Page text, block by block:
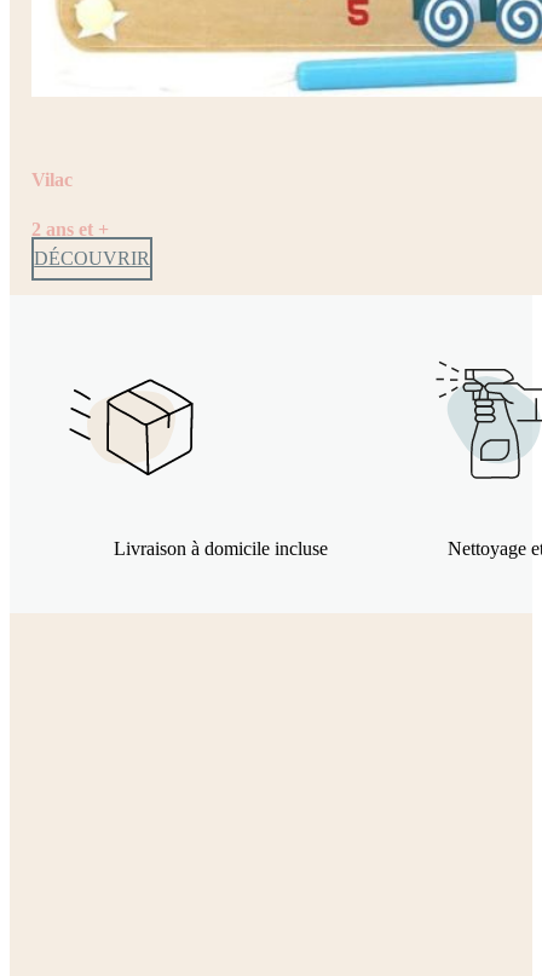
Vilac
2 ans et +
DÉCOUVRIR
Livraison à domicile incluse Nettoyage